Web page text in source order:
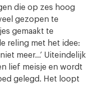
die op zes hoog
gezopen te
gemaakt te
reling met het idee:
meer…’ Uiteindelijk
lief meisje en wordt
gelegd. Het loopt